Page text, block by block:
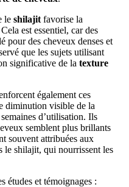
le shilajit favorise la
est essentiel, car des
pour des cheveux denses et
que les sujets utilisant
significative de la texture
également ces
diminution visible de la
d’utilisation. Ils
semblent plus brillants
souvent attribuées aux
le shilajit, qui nourrissent les
études et témoignages :